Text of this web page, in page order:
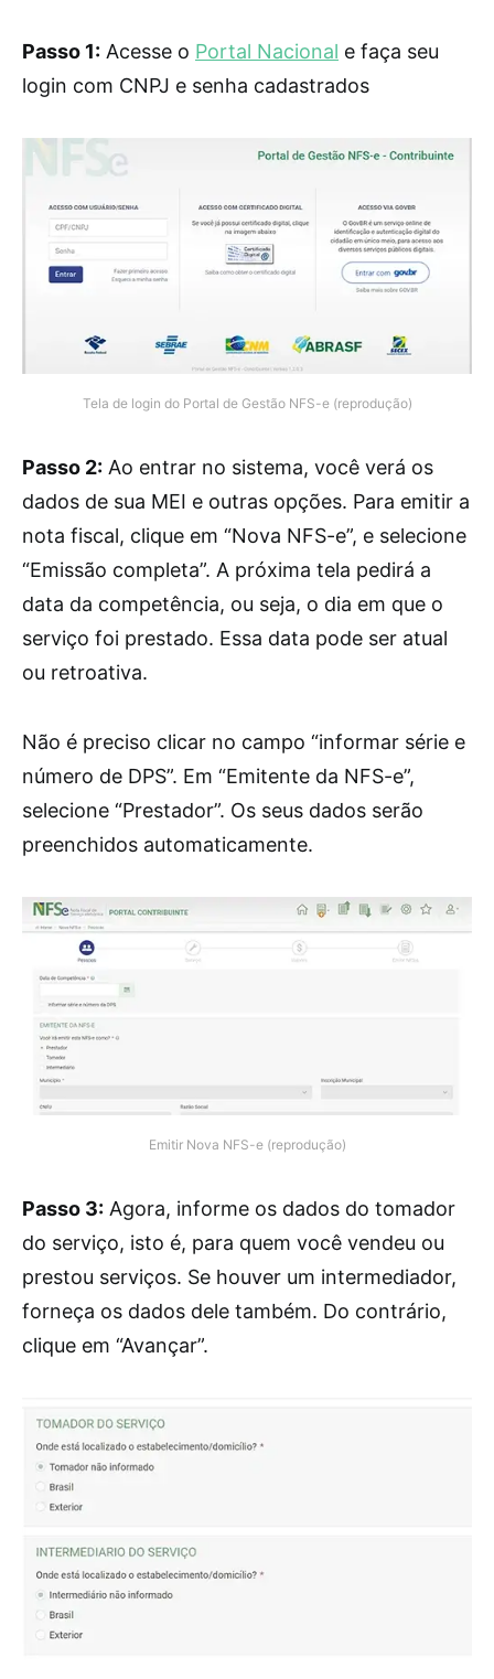
Passo 1: Acesse o Portal Nacional e faça seu
login com CNPJ e senha cadastrados
Tela de login do Portal de Gestão NFS-e (reprodução)
Passo 2: Ao entrar no sistema, você verá os
dados de sua MEI e outras opções. Para emitir a
nota fiscal, clique em “Nova NFS-e”, e selecione
“Emissão completa”. A próxima tela pedirá a
data da competência, ou seja, o dia em que o
serviço foi prestado. Essa data pode ser atual
ou retroativa.
Não é preciso clicar no campo “informar série e
número de DPS”. Em “Emitente da NFS-e”,
selecione “Prestador”. Os seus dados serão
preenchidos automaticamente.
Emitir Nova NFS-e (reprodução)
Passo 3: Agora, informe os dados do tomador
do serviço, isto é, para quem você vendeu ou
prestou serviços. Se houver um intermediador,
forneça os dados dele também. Do contrário,
clique em “Avançar”.